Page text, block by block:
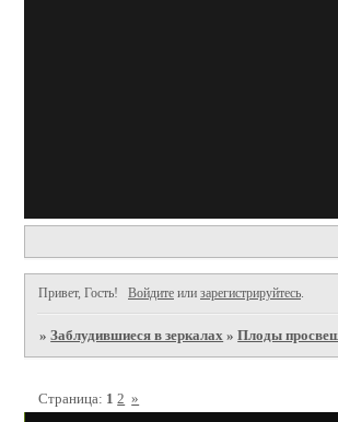
Привет, Гость! Войдите или зарегистрируйтесь.
»Заблудившиеся в зеркалах »Плоды
Страница: 1 2 »